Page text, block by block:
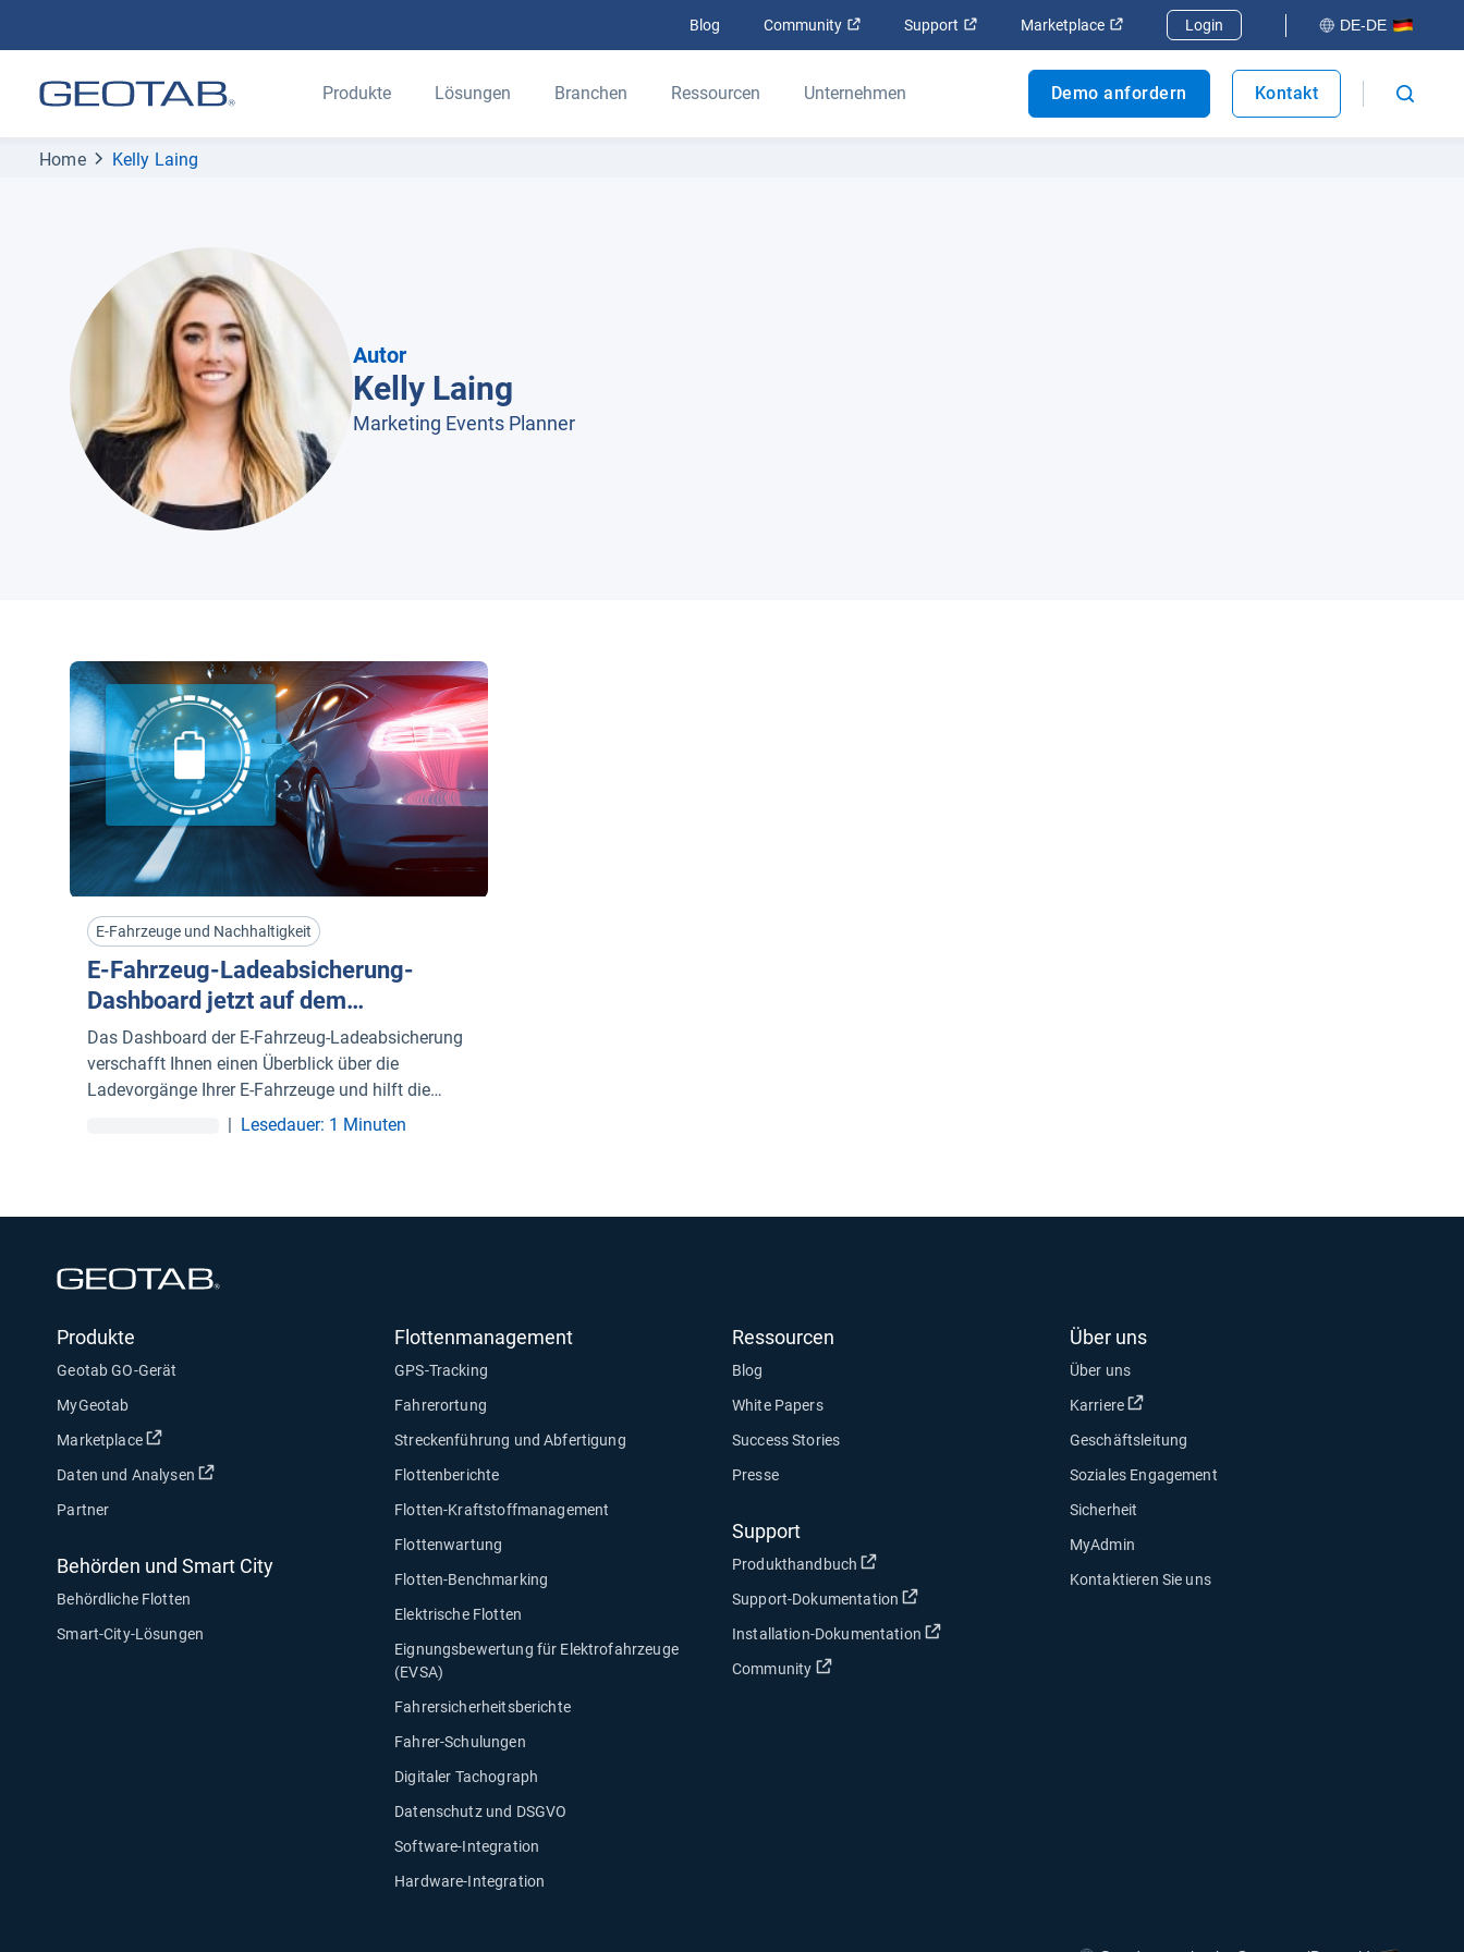
Blog Community In neuem Fenster öffnen
Support In neuem Fenster öffnen
Marketplace In neuem Fenster öffnen
Login DE-DE
Produkte Lösungen Branchen Ressourcen Unternehmen Demo anfordern Kontakt
Home Kelly Laing
Autor
Kelly Laing
Marketing Events Planner
E-Fahrzeuge und Nachhaltigkeit
E-Fahrzeug-Ladeabsicherung-
Dashboard jetzt auf dem
Marketplace verfügbar
Das Dashboard der E-Fahrzeug-Ladeabsicherung
verschafft Ihnen einen Überblick über die
Ladevorgänge Ihrer E-Fahrzeuge und hilft die
Flotteneffizienz zu steigern.
| Lesedauer: 1 Minuten
Produkte
Geotab GO-Gerät
MyGeotab
Marketplace
In neuem Fenster öffnen
Daten und Analysen In neuem Fenster öffnen
Partner
Behörden und Smart City
Behördliche Flotten
Smart-City-Lösungen
Flottenmanagement
GPS-Tracking
Fahrerortung
Streckenführung und Abfertigung
Flottenberichte
Flotten-Kraftstoffmanagement
Flottenwartung
Flotten-Benchmarking
Elektrische Flotten
Eignungsbewertung für Elektrofahrzeuge
(EVSA)
Fahrersicherheitsberichte
Fahrer-Schulungen
Digitaler Tachograph
Datenschutz und DSGVO
Software-Integration
Hardware-Integration
Ressourcen
Blog
White Papers
Success Stories
Presse
Support
Produkthandbuch In neuem Fenster öffnen
Support-Dokumentation In neuem Fenster öffnen
Installation-Dokumentation In neuem Fenster öffnen
Community In neuem Fenster öffnen
Über uns
Über uns
Karriere
In neuem Fenster öffnen
Geschäftsleitung
Soziales Engagement
Sicherheit
MyAdmin
Kontaktieren Sie uns